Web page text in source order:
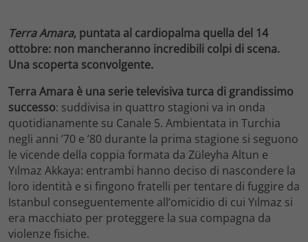
Terra Amara, puntata al cardiopalma quella del 14
ottobre: non mancheranno incredibili colpi di scena.
Una scoperta sconvolgente.
Terra Amara è una serie televisiva turca di grandissimo
successo: suddivisa in quattro stagioni va in onda
quotidianamente su Canale 5. Ambientata in Turchia
negli anni ’70 e ’80 durante la prima stagione si seguono
le vicende della coppia formata da Züleyha Altun e
Yılmaz Akkaya: entrambi hanno deciso di nascondere la
loro identità e si fingono fratelli per tentare di fuggire da
Istanbul conseguentemente all’omicidio di cui Yılmaz si
era macchiato per proteggere la sua compagna da
violenze fisiche.